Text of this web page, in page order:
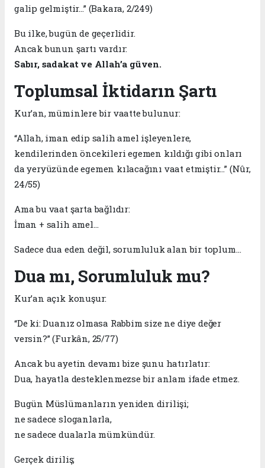
galip gelmiştir…” (Bakara, 2/249)
Bu ilke, bugün de geçerlidir.
Ancak bunun şartı vardır:
Sabır, sadakat ve Allah’a güven.
Toplumsal İktidarın Şartı
Kur’an, müminlere bir vaatte bulunur:
“Allah, iman edip salih amel işleyenlere,
kendilerinden öncekileri egemen kıldığı gibi onları
da yeryüzünde egemen kılacağını vaat etmiştir…” (Nûr,
24/55)
Ama bu vaat şarta bağlıdır:
İman + salih amel…
Sadece dua eden değil, sorumluluk alan bir toplum…
Dua mı, Sorumluluk mu?
Kur’an açık konuşur:
“De ki: Duanız olmasa Rabbim size ne diye değer
versin?” (Furkân, 25/77)
Ancak bu ayetin devamı bize şunu hatırlatır:
Dua, hayatla desteklenmezse bir anlam ifade etmez.
Bugün Müslümanların yeniden dirilişi;
ne sadece sloganlarla,
ne sadece dualarla mümkündür.
Gerçek diriliş;